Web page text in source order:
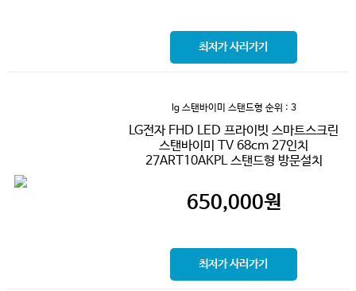
최저가 사러가기
lg 스탠바이미 스탠드형 순위 : 3
LG전자 FHD LED 프라이빗 스마트스크린
스탠바이미 TV 68cm 27인치
27ART10AKPL 스탠드형 방문설치
650,000원
최저가 사러가기